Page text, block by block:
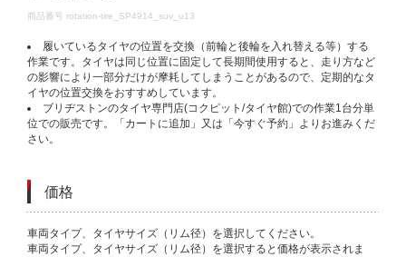
DETAILS
商品番号 rotation-tire_SP4914_suv_u13
履いているタイヤの位置を交換（前輪と後輪を入れ替える等）する
作業です。タイヤは同じ位置に固定して長期間使用すると、走り方など
の影響により一部分だけが摩耗してしまうことがあるので、定期的なタ
イヤの位置交換をおすすめしています。
ブリヂストンのタイヤ専門店(コクピット/タイヤ館)での作業1台分単
位での販売です。「カートに追加」又は「今すぐ予約」よりお進みくだ
さい。
価格
VARIATIONS
車両タイプ、タイヤサイズ（リム径）を選択してください。
車両タイプ、タイヤサイズ（リム径）を選択すると価格が表示されま